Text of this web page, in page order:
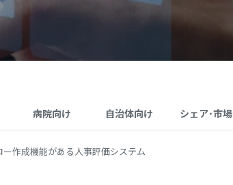
病院向け 自治体向け シェア･市場
作成機能がある人事評価システム